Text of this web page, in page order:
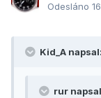
Odesláno
Kid_A napsal:
rur